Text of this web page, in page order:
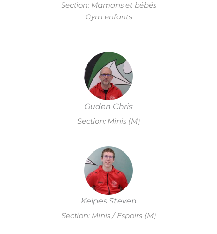
Section: Mamans et bébés
Gym enfants
Guden Chris
Section: Minis (M)
Keipes Steven
Section: Minis / Espoirs (M)